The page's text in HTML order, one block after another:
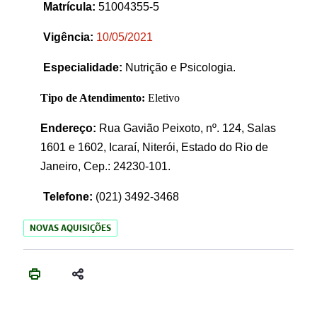
Matrícula: 51004355-5
Vigência: 10/05/2021
Especialidade: Nutrição e Psicologia.
Tipo de Atendimento: Eletivo
Endereço: Rua Gavião Peixoto, nº. 124, Salas
1601 e 1602, Icaraí, Niterói, Estado do Rio de
Janeiro, Cep.: 24230-101.
Telefone: (021) 3492-3468
NOVAS AQUISIÇÕES